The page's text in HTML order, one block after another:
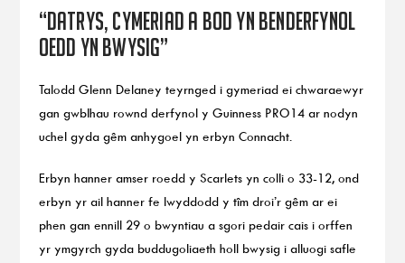
“Datrys, cymeriad a bod yn benderfynol
oedd yn bwysig”
Talodd Glenn Delaney teyrnged i gymeriad ei chwaraewyr
gan gwblhau rownd derfynol y Guinness PRO14 ar nodyn
uchel gyda gêm anhygoel yn erbyn Connacht.
Erbyn hanner amser roedd y Scarlets yn colli o 33-12, ond
erbyn yr ail hanner fe lwyddodd y tîm droi’r gêm ar ei
phen gan ennill 29 o bwyntiau a sgori pedair cais i orffen
yr ymgyrch gyda buddugoliaeth holl bwysig i alluogi safle